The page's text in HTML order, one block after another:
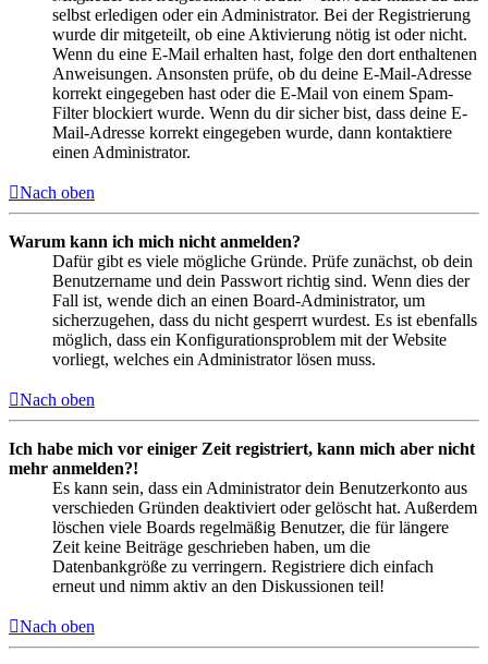
selbst erledigen oder ein Administrator. Bei der Registrierung
wurde dir mitgeteilt, ob eine Aktivierung nötig ist oder nicht.
Wenn du eine E-Mail erhalten hast, folge den dort enthaltenen
Anweisungen. Ansonsten prüfe, ob du deine E-Mail-Adresse
korrekt eingegeben hast oder die E-Mail von einem Spam-
Filter blockiert wurde. Wenn du dir sicher bist, dass deine E-
Mail-Adresse korrekt eingegeben wurde, dann kontaktiere
einen Administrator.
Nach oben
Warum kann ich mich nicht anmelden?
Dafür gibt es viele mögliche Gründe. Prüfe zunächst, ob dein
Benutzername und dein Passwort richtig sind. Wenn dies der
Fall ist, wende dich an einen Board-Administrator, um
sicherzugehen, dass du nicht gesperrt wurdest. Es ist ebenfalls
möglich, dass ein Konfigurationsproblem mit der Website
vorliegt, welches ein Administrator lösen muss.
Nach oben
Ich habe mich vor einiger Zeit registriert, kann mich aber nicht
mehr anmelden?!
Es kann sein, dass ein Administrator dein Benutzerkonto aus
verschieden Gründen deaktiviert oder gelöscht hat. Außerdem
löschen viele Boards regelmäßig Benutzer, die für längere
Zeit keine Beiträge geschrieben haben, um die
Datenbankgröße zu verringern. Registriere dich einfach
erneut und nimm aktiv an den Diskussionen teil!
Nach oben